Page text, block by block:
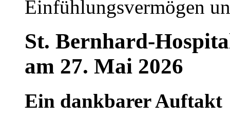
Einfühlungsvermögen
St. Bernhard-
am 27. Mai 2026
Ein dankbarer Auftakt